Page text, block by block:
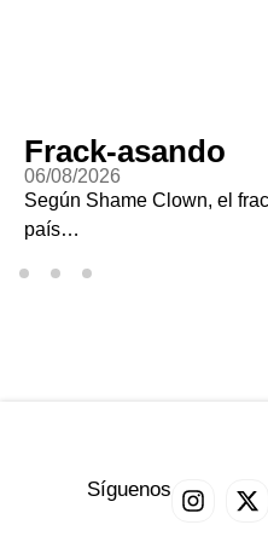
Frack-asando
06/08/2026
Según Shame Clown, el
país…
Síguenos